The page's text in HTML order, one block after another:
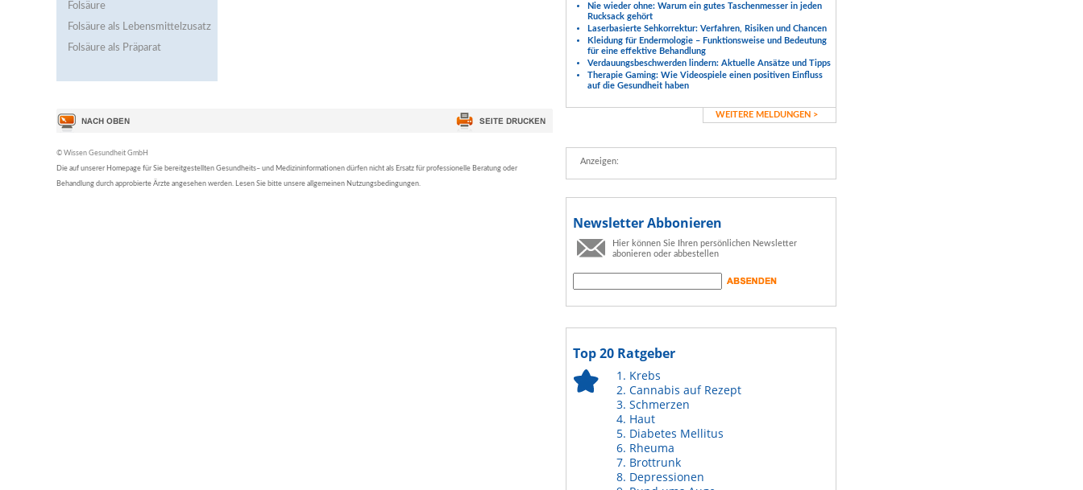
Folsäure
Folsäure als Lebensmittelzusatz
Folsäure als Präparat
© Wissen Gesundheit GmbH
Die auf unserer Homepage für Sie bereitgestellten Gesundheits– und Medizininformationen dürfen nicht als Ersatz für professionelle Beratung oder
Behandlung durch approbierte Ärzte angesehen werden. Lesen Sie bitte unsere allgemeinen Nutzungsbedingungen.
Nie wieder ohne: Warum ein gutes Taschenmesser in jeden
Rucksack gehört
Laserbasierte Sehkorrektur: Verfahren, Risiken und Chancen
Kleidung für Endermologie – Funktionsweise und Bedeutung
für eine effektive Behandlung
Verdauungsbeschwerden lindern: Aktuelle Ansätze und Tipps
Therapie Gaming: Wie Videospiele einen positiven Einfluss
auf die Gesundheit haben
WEITERE MELDUNGEN >
Anzeigen:
Newsletter Abbonieren
Hier können Sie Ihren persönlichen Newsletter
abonieren oder abbestellen
Top 20 Ratgeber
Krebs
Cannabis auf Rezept
Schmerzen
Haut
Diabetes Mellitus
Rheuma
Brottrunk
Depressionen